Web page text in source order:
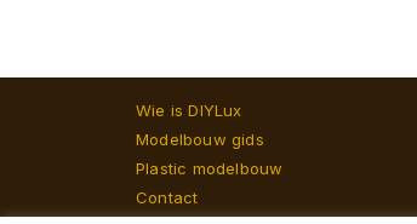
Wie is DIYLux
Modelbouw gids
Plastic modelbouw
Contact